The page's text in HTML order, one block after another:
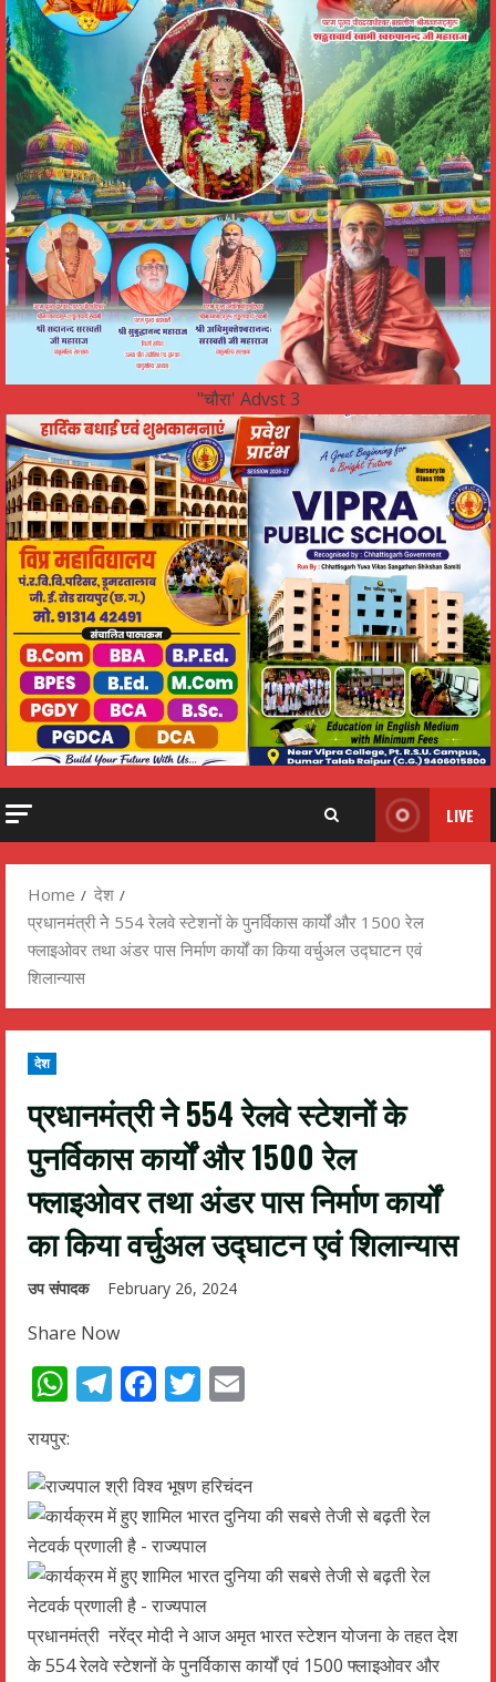
"चौरा' Advst 3
LIVE
Home
देश
प्रधानमंत्री नेे 554 रेलवे स्टेशनों के पुनर्विकास कार्यों और 1500 रेल
फ्लाइओवर तथा अंडर पास निर्माण कार्यों का किया वर्चुअल उद्घाटन एवं
शिलान्यास
देश
प्रधानमंत्री नेे 554 रेलवे स्टेशनों के
पुनर्विकास कार्यों और 1500 रेल
फ्लाइओवर तथा अंडर पास निर्माण कार्यों
का किया वर्चुअल उद्घाटन एवं शिलान्यास
उप संपादक February 26, 2024
Share Now
WhatsApp
Telegram
Facebook
Twitter
रायपुर:
प्रधानमंत्री नरेंद्र मोदी ने आज अमृत भारत स्टेशन योजना के तहत देश
के 554 रेलवे स्टेशनों के पुनर्विकास कार्यों एवं 1500 फ्लाइओवर और